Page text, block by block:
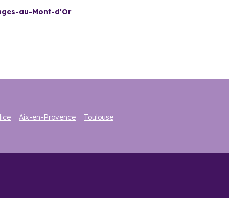
proximité avec Lyon. Cette situation favorable laisse
réduit et le prix au mètre carré n’a cessé
réaliser un investissement locatif dans le neuf.
au-Mont-d'Or
Aix-en-Provence Toulouse